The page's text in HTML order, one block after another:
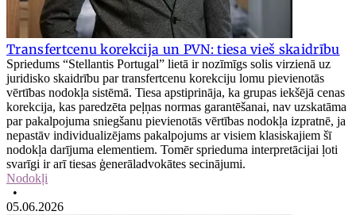
Transfertcenu korekcija un PVN: tiesa vieš skaidrību
Spriedums “Stellantis Portugal” lietā ir nozīmīgs solis virzienā uz
juridisko skaidrību par transfertcenu korekciju lomu pievienotās
vērtības nodokļa sistēmā. Tiesa apstiprināja, ka grupas iekšējā cenas
korekcija, kas paredzēta peļņas normas garantēšanai, nav uzskatāma
par pakalpojuma sniegšanu pievienotās vērtības nodokļa izpratnē, ja
nepastāv individualizējams pakalpojums ar visiem klasiskajiem šī
nodokļa darījuma elementiem. Tomēr sprieduma interpretācijai ļoti
svarīgi ir arī tiesas ģenerāladvokātes secinājumi.
Nodokļi
•
05.06.2026